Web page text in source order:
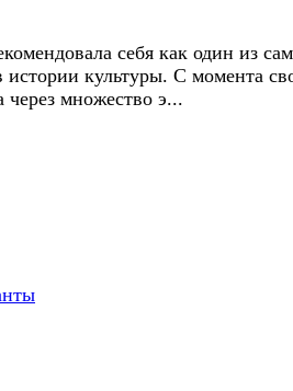
себя как один из
культуры. С момента
множество э...